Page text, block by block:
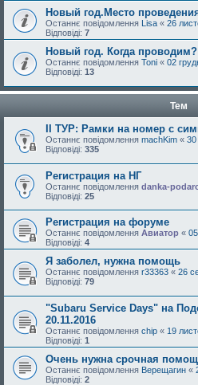
Новый год.Место
Останнє повідомлення Lisa « 26
Відповіді: 7
Новый год. Когда проводим?
Останнє повідомлення Toni « 02
Відповіді: 13
Тем
II ТУР: Рамки на номер с
Останнє повідомлення machKim « 30
Відповіді: 335
Регистрация на НГ
Останнє повідомлення danka-
Відповіді: 25
Регистрация на форуме
Останнє повідомлення Авиатор «
Відповіді: 4
Я заболел, нужна помощь
Останнє повідомлення r33363 « 26
Відповіді: 79
"Subaru Service Days" на
20.11.2016
Останнє повідомлення chip « 19
Відповіді: 1
Очень нужна срочная
Останнє повідомлення Верещагин «
Відповіді: 2